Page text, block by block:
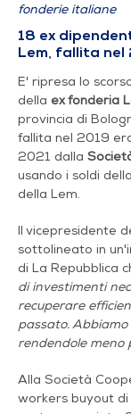
fonderie italiane
18 ex
Lem, fallita nel
E' ripresa lo
della ex fonderia
provincia di
fallita nel 2019
2021 dalla
usando i soldi
della Lem.
Il vicepresidente
sottolineato in
di La Repubblica
di investimenti
recuperare
passato.
rendendole meno
Alla Società
workers buyout